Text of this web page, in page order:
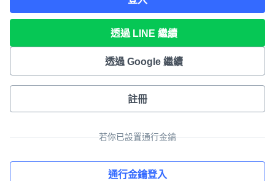
透過 LINE 繼續
透過 Google 繼續
註冊
若你已設置通行金鑰
通行金鑰登入